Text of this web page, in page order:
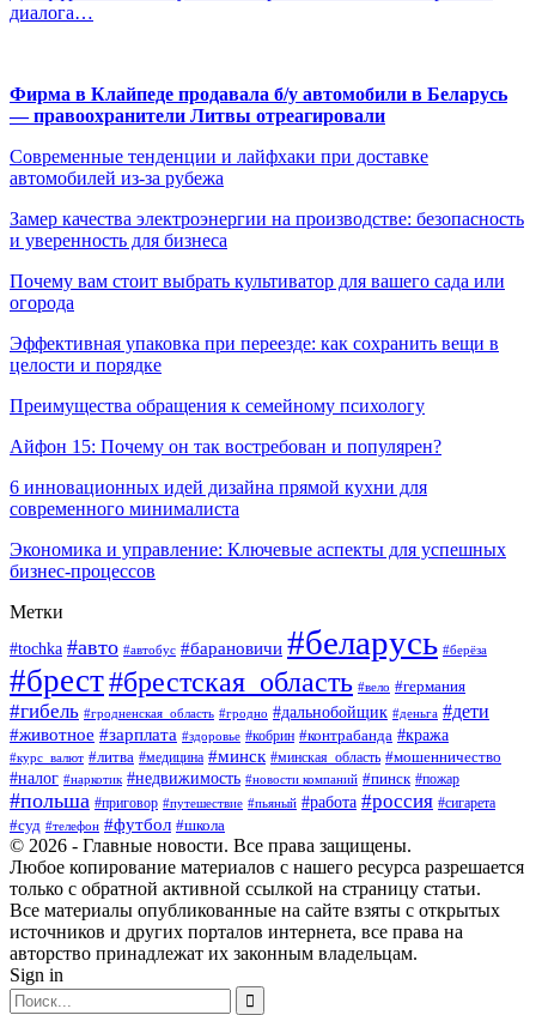
диалога…
Фирма в Клайпеде продавала б/у автомобили в Беларусь
— правоохранители Литвы отреагировали
Современные тенденции и лайфхаки при доставке
автомобилей из-за рубежа
Замер качества электроэнергии на производстве: безопасность
и уверенность для бизнеса
Почему вам стоит выбрать культиватор для вашего сада или
огорода
Эффективная упаковка при переезде: как сохранить вещи в
целости и порядке
Преимущества обращения к семейному психологу
Айфон 15: Почему он так востребован и популярен?
6 инновационных идей дизайна прямой кухни для
современного минималиста
Экономика и управление: Ключевые аспекты для успешных
бизнес-процессов
Метки
#tochka #авто #автобус #барановичи #беларусь #берёза
#брест#брестская_область #вело #германия
#гибель #гродненская_область #гродно #дальнобойщик #деньга #дети
#животное #зарплата #здоровье #кобрин #контрабанда #кража
#курс_валют #литва #медицина #минск #минская_область #мошенничество
#налог #наркотик #недвижимость #новости компаний #пинск #пожар
#польша #приговор #путешествие #пьяный #работа #россия #сигарета
#суд #телефон #футбол #школа
© 2026 - Главные новости. Все права защищены.
Любое копирование материалов с нашего ресурса разрешается
только с обратной активной ссылкой на страницу статьи.
Все материалы опубликованные на сайте взяты с открытых
источников и других порталов интернета, все права на
авторство принадлежат их законным владельцам.
Sign in